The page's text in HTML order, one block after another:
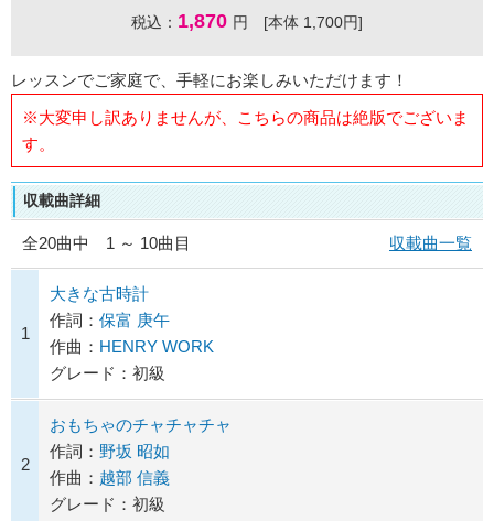
税込： 1,870 円 [本体 1,700円]
レッスンでご家庭で、手軽にお楽しみいただけます！
※大変申し訳ありませんが、こちらの商品は絶版でございま
す。
収載曲詳細
全20曲中 1 ～ 10曲目 収載曲一覧
1
大きな古時計
作詞： 保富 庚午
作曲： HENRY WORK
グレード：初級
2
おもちゃのチャチャチャ
作詞： 野坂 昭如
作曲： 越部 信義
グレード：初級